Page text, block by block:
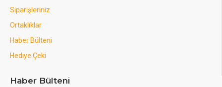
Siparişleriniz
Ortaklıklar
Haber Bülteni
Hediye Çeki
Haber Bülteni